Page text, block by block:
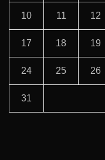
10 11 12
17 18 19
24 25 26
31